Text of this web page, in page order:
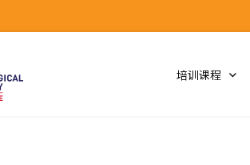
培训课程